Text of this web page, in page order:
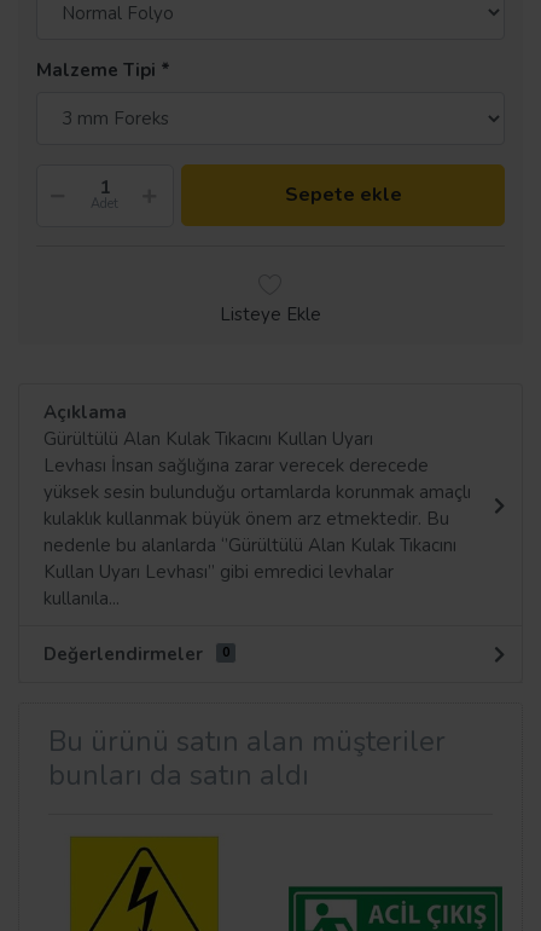
Malzeme Tipi
Adet Sepete ekle
Listeye Ekle
Açıklama
Gürültülü Alan Kulak Tıkacını Kullan Uyarı
Levhası İnsan sağlığına zarar verecek derecede
yüksek sesin bulunduğu ortamlarda korunmak amaçlı
kulaklık kullanmak büyük önem arz etmektedir. Bu
nedenle bu alanlarda ‘’Gürültülü Alan Kulak Tıkacını
Kullan Uyarı Levhası’’ gibi emredici levhalar
kullanıla...
Değerlendirmeler 0
Bu ürünü satın alan müşteriler
bunları da satın aldı